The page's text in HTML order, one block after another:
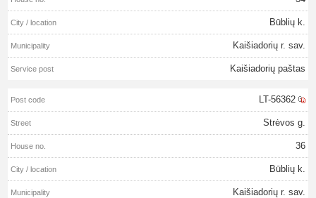
Būblių k.
Kaišiadorių r. sav.
Kaišiadorių paštas
LT-56362
Strėvos g.
36
Būblių k.
Kaišiadorių r. sav.